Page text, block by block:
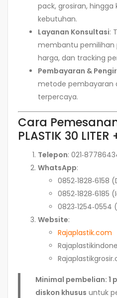
pack, grosiran, hingga
kebutuhan.
Layanan Konsultasi:
membantu pemilihan
harga, dan tracking
Pembayaran &
metode pembayaran
terpercaya.
Cara
PLASTIK 30 LITER
Telepon:
WhatsApp:
0852‑1828‑6158
0852‑1828‑6185
0823‑1254‑0554
Website:
Rajaplastik.com
Minimal pembelian: 1
diskon khusus untuk